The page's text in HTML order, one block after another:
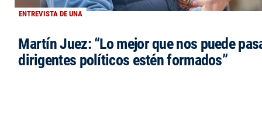
ENTREVISTA DE UNA
Martín Juez: “Lo mejor que nos puede
dirigentes políticos estén formados”